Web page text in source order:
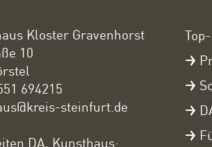
Kloster Gravenhorst
10
694215
steinfurt.de
DA, Kunsthaus: